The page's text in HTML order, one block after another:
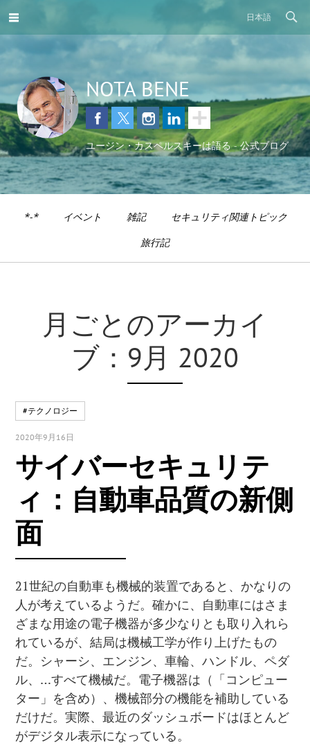
日本語
NOTA BENE
ユージン・カスペルスキーは語る - 公式ブログ
*-* イベント 雑記
セキュリティ関連トピック
旅行記
月ごとのアーカイ
ブ：9月 2020
#テクノロジー
2020年9月16日
サイバーセキュリテ
ィ：自動車品質の新側
面
21世紀の自動車も機械的装置であると、かなりの
人が考えているようだ。確かに、自動車にはさま
ざまな用途の電子機器が多少なりとも取り入れら
れているが、結局は機械工学が作り上げたもの
だ。シャーシ、エンジン、車輪、ハンドル、ペダ
ル、…すべて機械だ。電子機器は（「コンピュー
ター」を含め）、機械部分の機能を補助している
だけだ。実際、最近のダッシュボードはほとんど
がデジタル表示になっている。